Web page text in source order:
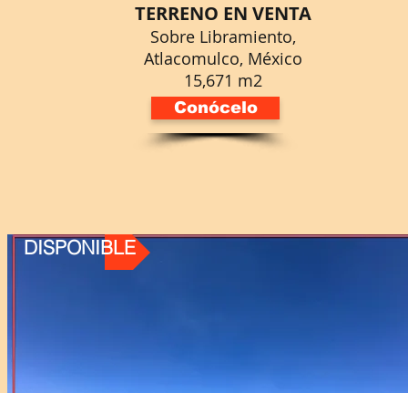
TERRENO EN VENTA
Sobre Libramiento,
Atlacomulco, México
15,671 m2
Conócelo
DISPONIBLE